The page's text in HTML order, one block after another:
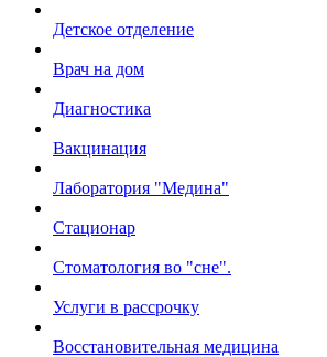
Детское отделение
Врач на дом
Диагностика
Вакцинация
Лаборатория "Медина"
Стационар
Стоматология во "сне".
Услуги в рассрочку
Восстановительная медицина